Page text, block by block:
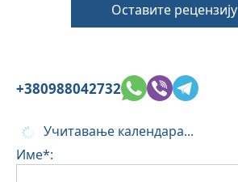
Оставите рецензију
+380988042732
Учитавање календара...
Име*: